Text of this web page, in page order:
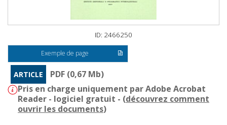
ID: 2466250
Exemple de page
ARTICLE
PDF (0,67 Mb)
Pris en charge uniquement par Adobe Acrobat
Reader - logiciel gratuit - (découvrez comment
ouvrir les documents)